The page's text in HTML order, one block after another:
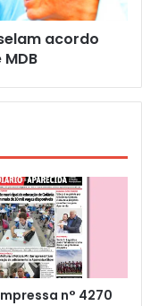
acordo
n° 4270